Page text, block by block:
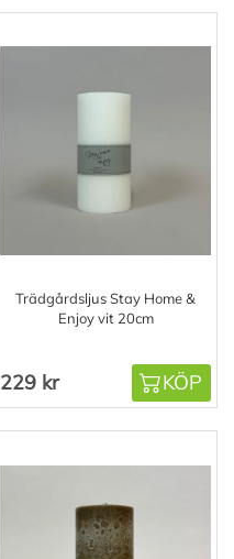
Trädgårdsljus Stay Home &
Enjoy vit 20cm
229 kr KÖP